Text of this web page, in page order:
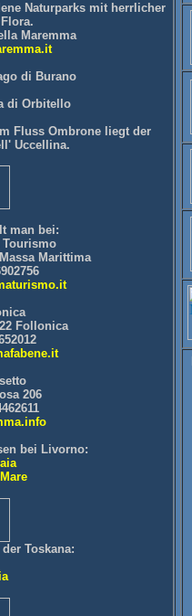
Naturparks mit herrlicher
Maremma
di Burano
di Orbitello
Fluss Ombrone liegt der
Uccellina.
man bei:
Tourismo
Marittima
Follonica
206
bei Livorno:
Toskana: